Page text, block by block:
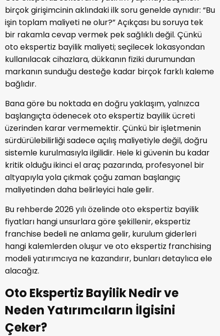
birçok girişimcinin aklındaki ilk soru genelde aynıdır: “Bu
işin toplam maliyeti ne olur?” Açıkçası bu soruya tek
bir rakamla cevap vermek pek sağlıklı değil. Çünkü
oto ekspertiz bayilik maliyeti; seçilecek lokasyondan
kullanılacak cihazlara, dükkanın fiziki durumundan
markanın sunduğu desteğe kadar birçok farklı kaleme
bağlıdır.
Bana göre bu noktada en doğru yaklaşım, yalnızca
başlangıçta ödenecek oto ekspertiz bayilik ücreti
üzerinden karar vermemektir. Çünkü bir işletmenin
sürdürülebilirliği sadece açılış maliyetiyle değil, doğru
sistemle kurulmasıyla ilgilidir. Hele ki güvenin bu kadar
kritik olduğu ikinci el araç pazarında, profesyonel bir
altyapıyla yola çıkmak çoğu zaman başlangıç
maliyetinden daha belirleyici hale gelir.
Bu rehberde 2026 yılı özelinde oto ekspertiz bayilik
fiyatları hangi unsurlara göre şekillenir, ekspertiz
franchise bedeli ne anlama gelir, kurulum giderleri
hangi kalemlerden oluşur ve oto ekspertiz franchising
modeli yatırımcıya ne kazandırır, bunları detaylıca ele
alacağız.
Oto Ekspertiz Bayilik Nedir ve
Neden Yatırımcıların İlgisini
Çeker?